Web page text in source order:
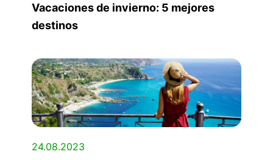
Vacaciones de invierno: 5 mejores
destinos
24.08.2023